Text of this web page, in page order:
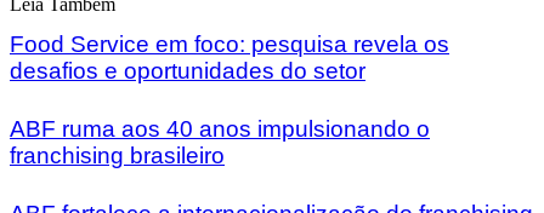
Leia Também
Food Service em foco: pesquisa revela os
desafios e oportunidades do setor
ABF ruma aos 40 anos impulsionando o
franchising brasileiro